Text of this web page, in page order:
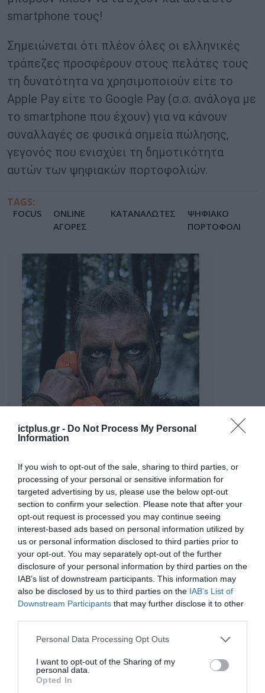
ictplus.gr - Do Not Process My Personal
Information
If you wish to opt-out of the sale, sharing to third parties, or
processing of your personal or sensitive information for
targeted advertising by us, please use the below opt-out
section to confirm your selection. Please note that after your
opt-out request is processed you may continue seeing
interest-based ads based on personal information utilized by
us or personal information disclosed to third parties prior to
your opt-out. You may separately opt-out of the further
disclosure of your personal information by third parties on the
IAB’s list of downstream participants. This information may
also be disclosed by us to third parties on the IAB’s List of
Downstream Participants that may further disclose it to other
Please note that this website/app uses one or more Google
not limited to your visit or usage behaviour. You may click to
grant or deny consent to Google and its third-party tags to
use your data for below specified purposes in below Google
Personal Data Processing Opt Outs
I want to opt-out of the Sharing of my
personal data.
Opted In
smartphone τους!
Σημειώνεται ότι πλέον όλες οι ελληνικές
τράπεζες προσφέρουν στους πελάτες τους
τη δυνατότητα να χρησιμοποιούν είτε το
Apple Pay είτε το Google Pay (σ.σ. ανάλογα με
το smartphone που έχουν) για να κάνουν
συναλλαγές σε φυσικά σημεία πώλησης,
γεγονός που ενισχύει τη δημοτικότητα
αυτών των ψηφιακών πορτοφολιών.
TAGS:
FOCUS
ONLINE
ΑΓΟΡΕΣ
ΚΑΤΑΝΑΛΩΤΕΣ
ΨΗΦΙΑΚΟ
ΠΟΡΤΟΦΟΛΙ
ΡΟΗ ΕΙΔΗΣΕΩΝ
Το χρηματοδοτούμενο
από την ΕΕ έργο “The
Gaming Police”